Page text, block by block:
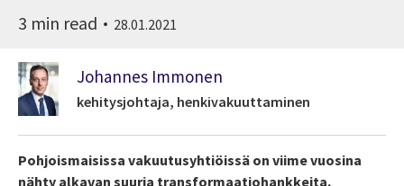
3 min read 28.01.2021
Johannes Immonen
kehitysjohtaja, henkivakuuttaminen
Pohjoismaisissa vakuutusyhtiöissä on viime vuosina
nähty alkavan suuria transformaatiohankkeita.